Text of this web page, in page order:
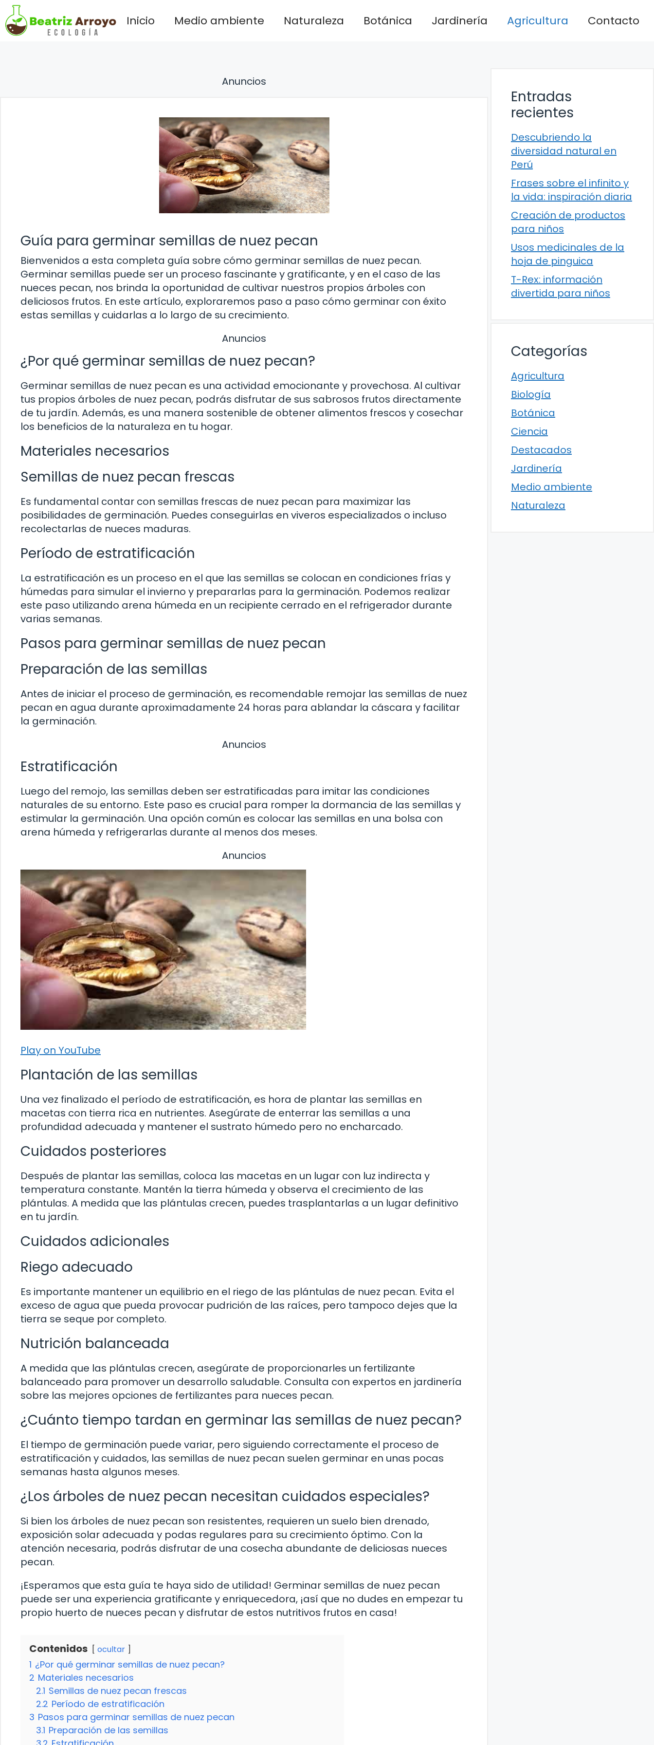
Saltar
al
contenido
Inicio Medio ambiente Naturaleza Botánica Jardinería Agricultura Contacto
Anuncios
Guía para germinar semillas de nuez pecan
Bienvenidos a esta completa guía sobre cómo germinar semillas de nuez pecan.
Germinar semillas puede ser un proceso fascinante y gratificante, y en el caso de las
nueces pecan, nos brinda la oportunidad de cultivar nuestros propios árboles con
deliciosos frutos. En este artículo, exploraremos paso a paso cómo germinar con éxito
estas semillas y cuidarlas a lo largo de su crecimiento.
Anuncios
¿Por qué germinar semillas de nuez pecan?
Germinar semillas de nuez pecan es una actividad emocionante y provechosa. Al cultivar
tus propios árboles de nuez pecan, podrás disfrutar de sus sabrosos frutos directamente
de tu jardín. Además, es una manera sostenible de obtener alimentos frescos y cosechar
los beneficios de la naturaleza en tu hogar.
Materiales necesarios
Semillas de nuez pecan frescas
Es fundamental contar con semillas frescas de nuez pecan para maximizar las
posibilidades de germinación. Puedes conseguirlas en viveros especializados o incluso
recolectarlas de nueces maduras.
Período de estratificación
La estratificación es un proceso en el que las semillas se colocan en condiciones frías y
húmedas para simular el invierno y prepararlas para la germinación. Podemos realizar
este paso utilizando arena húmeda en un recipiente cerrado en el refrigerador durante
varias semanas.
Pasos para germinar semillas de nuez pecan
Preparación de las semillas
Antes de iniciar el proceso de germinación, es recomendable remojar las semillas de nuez
pecan en agua durante aproximadamente 24 horas para ablandar la cáscara y facilitar
la germinación.
Anuncios
Estratificación
Luego del remojo, las semillas deben ser estratificadas para imitar las condiciones
naturales de su entorno. Este paso es crucial para romper la dormancia de las semillas y
estimular la germinación. Una opción común es colocar las semillas en una bolsa con
arena húmeda y refrigerarlas durante al menos dos meses.
Anuncios
Play on YouTube
Plantación de las semillas
Una vez finalizado el período de estratificación, es hora de plantar las semillas en
macetas con tierra rica en nutrientes. Asegúrate de enterrar las semillas a una
profundidad adecuada y mantener el sustrato húmedo pero no encharcado.
Cuidados posteriores
Después de plantar las semillas, coloca las macetas en un lugar con luz indirecta y
temperatura constante. Mantén la tierra húmeda y observa el crecimiento de las
plántulas. A medida que las plántulas crecen, puedes trasplantarlas a un lugar definitivo
en tu jardín.
Cuidados adicionales
Riego adecuado
Es importante mantener un equilibrio en el riego de las plántulas de nuez pecan. Evita el
exceso de agua que pueda provocar pudrición de las raíces, pero tampoco dejes que la
tierra se seque por completo.
Nutrición balanceada
A medida que las plántulas crecen, asegúrate de proporcionarles un fertilizante
balanceado para promover un desarrollo saludable. Consulta con expertos en jardinería
sobre las mejores opciones de fertilizantes para nueces pecan.
¿Cuánto tiempo tardan en germinar las semillas de nuez pecan?
El tiempo de germinación puede variar, pero siguiendo correctamente el proceso de
estratificación y cuidados, las semillas de nuez pecan suelen germinar en unas pocas
semanas hasta algunos meses.
¿Los árboles de nuez pecan necesitan cuidados especiales?
Si bien los árboles de nuez pecan son resistentes, requieren un suelo bien drenado,
exposición solar adecuada y podas regulares para su crecimiento óptimo. Con la
atención necesaria, podrás disfrutar de una cosecha abundante de deliciosas nueces
pecan.
¡Esperamos que esta guía te haya sido de utilidad! Germinar semillas de nuez pecan
puede ser una experiencia gratificante y enriquecedora, ¡así que no dudes en empezar tu
propio huerto de nueces pecan y disfrutar de estos nutritivos frutos en casa!
Contenidos ocultar
1 ¿Por qué germinar semillas de nuez pecan?
2 Materiales necesarios
2.1 Semillas de nuez pecan frescas
2.2 Período de estratificación
3 Pasos para germinar semillas de nuez pecan
3.1 Preparación de las semillas
Entradas
recientes
Descubriendo la
diversidad natural en
Perú
Frases sobre el infinito y
la vida: inspiración diaria
Creación de productos
para niños
Usos medicinales de la
hoja de pinguica
T-Rex: información
divertida para niños
Categorías
Agricultura
Biología
Botánica
Ciencia
Destacados
Jardinería
Medio ambiente
Naturaleza